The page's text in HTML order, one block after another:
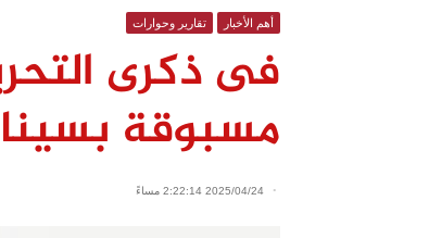
أهم الأخبار تقارير وحوارات
فى ذكرى
مسبوقة
2025/04/24 2:22:14 مساءً